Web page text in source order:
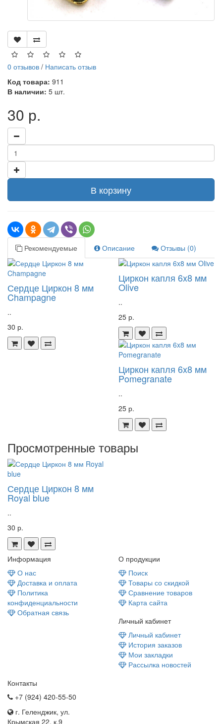
0 отзывов / Написать отзыв
Код товара: 911
В наличии: 5 шт.
30 р.
В корзину
Рекомендуемые Описание Отзывы (0)
Сердце Циркон 8 мм
Champagne
..
30 р.
Циркон капля 6x8 мм
Olive
..
25 р.
Циркон капля 6x8 мм
Pomegranate
..
25 р.
Просмотренные товары
Сердце Циркон 8 мм
Royal blue
..
30 р.
Информация
О нас
Доставка и оплата
Политика
конфиденциальности
Обратная связь
О продукции
Поиск
Товары со скидкой
Сравнение товаров
Карта сайта
Личный кабинет
Личный кабинет
История заказов
Мои закладки
Рассылка новостей
Контакты
+7 (924) 420-55-50
г. Геленджик, ул.
Крымская 22, к.9